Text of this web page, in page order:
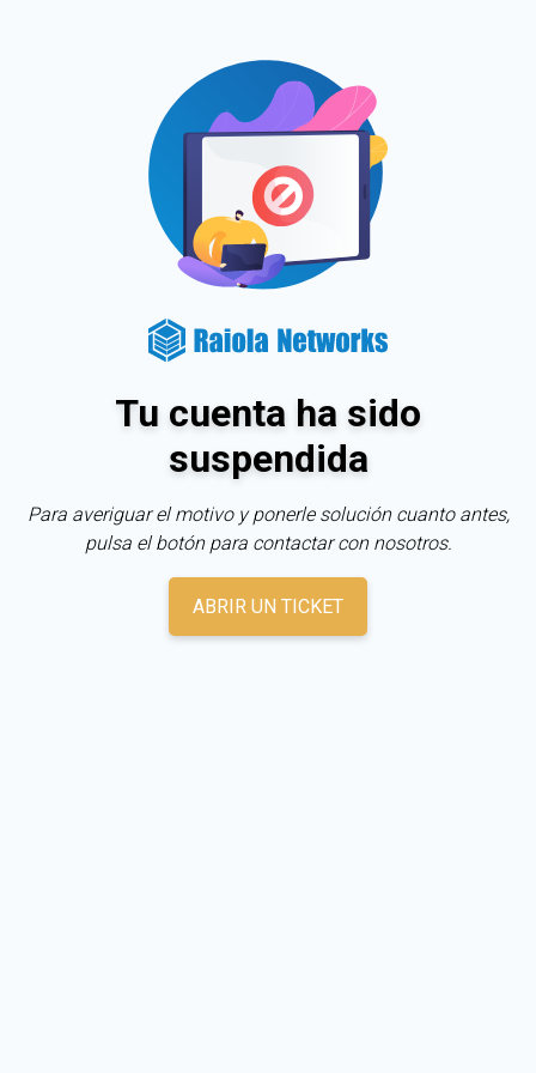
Tu cuenta ha sido
suspendida
Para averiguar el motivo y ponerle solución cuanto antes,
pulsa el botón para contactar con nosotros.
ABRIR UN TICKET